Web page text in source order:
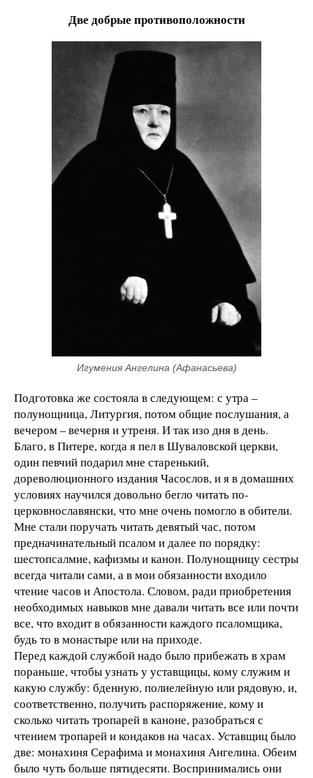
Две добрые противоположности
Игумения Ангелина (Афанасьева)
Подготовка же состояла в следующем: с утра –
полунощница, Литургия, потом общие послушания, а
вечером – вечерня и утреня. И так изо дня в день.
Благо, в Питере, когда я пел в Шуваловской церкви,
один певчий подарил мне старенький,
дореволюционного издания Часослов, и я в домашних
условиях научился довольно бегло читать по-
церковнославянски, что мне очень помогло в обители.
Мне стали поручать читать девятый час, потом
предначинательный псалом и далее по порядку:
шестопсалмие, кафизмы и канон. Полунощницу сестры
всегда читали сами, а в мои обязанности входило
чтение часов и Апостола. Словом, ради приобретения
необходимых навыков мне давали читать все или почти
все, что входит в обязанности каждого псаломщика,
будь то в монастыре или на приходе.
Перед каждой службой надо было прибежать в храм
пораньше, чтобы узнать у уставщицы, кому служим и
какую службу: бденную, полиелейную или рядовую, и,
соответственно, получить распоряжение, кому и
сколько читать тропарей в каноне, разобраться с
чтением тропарей и кондаков на часах. Уставщиц было
две: монахиня Серафима и монахиня Ангелина. Обеим
было чуть больше пятидесяти. Воспринимались они